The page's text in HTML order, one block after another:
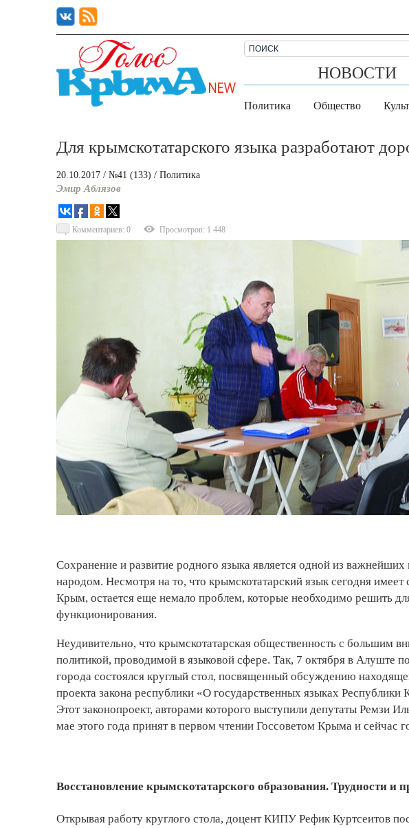
НОВОСТИ
Политика Общество
Для крымскотатарского языка разработают
20.10.2017 / №41 (133) / Политика
Эмир Аблязов
Комментариев: 0 Просмотров: 1 448
Сохранение и развитие родного языка является одной из
народом. Несмотря на то, что крымскотатарский язык сегодня имеет
Крым, остается еще немало проблем, которые необходимо решить
функционирования.
Неудивительно, что крымскотатарская общественность с большим
политикой, проводимой в языковой сфере. Так, 7 октября в Алуште
города состоялся круглый стол, посвященный обсуждению
проекта закона республики «О государственных языках
Этот законопроект, авторами которого выступили депутаты Ремзи
мае этого года принят в первом чтении Госсоветом Крыма и сейчас
Восстановление крымскотатарского образования. Трудности и
Открывая работу круглого стола, доцент КИПУ Рефик Куртсеитов